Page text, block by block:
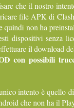
che il nostro
file APK di
non ha
dispositivi senza
il download
con possibili
intento è
che non ha il